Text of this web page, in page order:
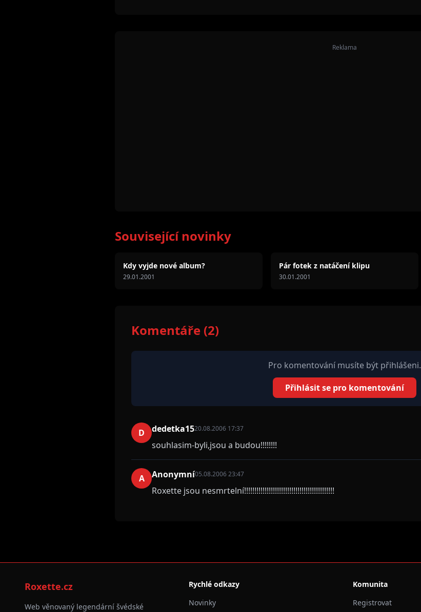
Reklama
Související novinky
Kdy vyjde nové album?
29.01.2001
Pár fotek z natáčení klipu
30.01.2001
Komentáře (2)
Pro komentování musíte být přihlášeni.
Přihlásit se pro komentování
D dedetka1520.08.2006 17:37
souhlasim-byli,jsou a budou!!!!!!!!
A Anonymní05.08.2006 23:47
Roxette jsou nesmrtelní!!!!!!!!!!!!!!!!!!!!!!!!!!!!!!!!!!!!!!!!!!!!
Roxette.cz
Web věnovaný legendární švédské
Rychlé odkazy
Novinky
Komunita
Registrovat